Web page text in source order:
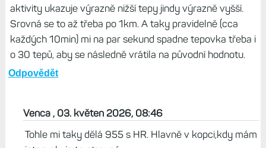
aktivity ukazuje výrazně nižší tepy jindy výrazně vyšší.
Srovná se to až třeba po 1km. A taky pravidelně (cca
každých 10min) mi na par sekund spadne tepovka třeba i
o 30 tepů, aby se následně vrátila na původní hodnotu.
Odpovědět
Venca , 03. květen 2026, 08:46
Tohle mi taky dělá 955 s HR. Hlavně v kopci,kdy mám